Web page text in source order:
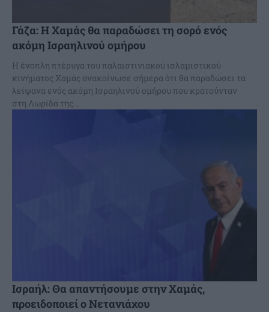
Γάζα: Η Χαμάς θα παραδώσει τη σορό ενός
ακόμη Ισραηλινού ομήρου
Η ένοπλη πτέρυγα του παλαιστινιακού ισλαμιστικού
κινήματος Χαμάς ανακοίνωσε σήμερα ότι θα παραδώσει τα
λείψανα ενός ακόμη Ισραηλινού ομήρου που κρατούνταν
στη Λωρίδα της...
Ισραήλ: Θα απαντήσουμε στην Χαμάς,
προειδοποιεί ο Νετανιάχου